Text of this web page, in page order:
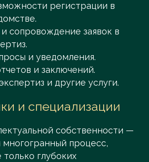
регистрации в
сопровождение заявок в
и уведомления.
и заключений.
и другие услуги.
и специализации
собственности —
процесс,
глубоких